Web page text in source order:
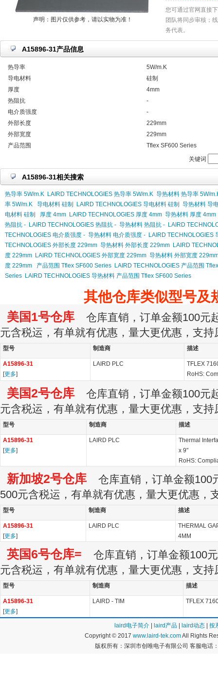
声明：图片仅供参考，请以实物为准！
您可通过官网直接
团队将同步审核；
务代表。
A15896-31产品信息
热导率
5W/m.K
导电材料
硅制
厚度
4mm
热阻抗
-
电介质强度
-
外部长度
229mm
外部宽度
229mm
产品范围
Tflex SF600 Series
关键词
A15896-31相关搜索
热导率 5W/m.K LAIRD TECHNOLOGIES 热导率 5W/m.K 导热材料 热导率 5W/
率 5W/m.K
导电材料 硅制 LAIRD TECHNOLOGIES 导电材料 硅制
导热材料 导
电材料 硅制
厚度 4mm LAIRD TECHNOLOGIES 厚度 4mm 导热材料 厚度 4mm
热阻抗 - LAIRD TECHNOLOGIES 热阻抗 - 导热材料 热阻抗 - LAIRD
TECHNOLOGIES 电介质强度 - 导热材料 电介质强度 - LAIRD TECHNOLOGIES
TECHNOLOGIES 外部长度 229mm 导热材料 外部长度 229mm LAIRD
度 229mm LAIRD TECHNOLOGIES 外部宽度 229mm 导热材料 外部宽度
度 229mm
产品范围 Tflex SF600 Series LAIRD TECHNOLOGIES 产品范围
Series LAIRD TECHNOLOGIES 导热材料 产品范围 Tflex SF600 Series
其他仓库类似型号及
美国1号仓库 仓库直销，订单金额100元
元含税运，有单就有优惠，量大更优惠，支持
型号 制造商 描述
A15896-31
[更多]
LAIRD PLC
TFLEX
RoHS:
美国2号仓库 仓库直销，订单金额100元
元含税运，有单就有优惠，量大更优惠，支持
型号 制造商 描述
A15896-31
[更多]
LAIRD PLC
Thermal
x 9"
RoHS:
新加坡2号仓库 仓库直销，订单金额100
500元含税运，有单就有优惠，量大更优惠，
型号 制造商 描述
A15896-31
[更多]
LAIRD PLC
THERMAL
4MM
英国6号仓库= 仓库直销，订单金额100
元含税运，有单就有优惠，量大更优惠，支持
型号 制造商 描述
A15896-31
[更多]
LAIRD - TIM TFLEX
laird电子简介 laird产品 laird动态
按
Copyright © 2017 www.laird-tek.comAll Rights
版权所有：深圳市创唯电子有限公司 客服电话